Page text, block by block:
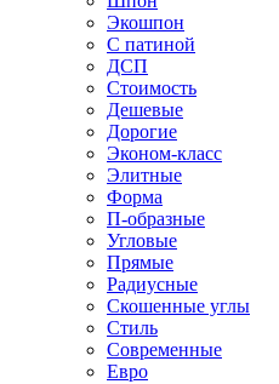
Экошпон
С патиной
ДСП
Стоимость
Дешевые
Дорогие
Эконом-класс
Элитные
Форма
П-образные
Угловые
Прямые
Радиусные
Скошенные углы
Стиль
Современные
Евро